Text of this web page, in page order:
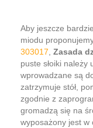
Aby jeszcze
miodu
303017 Zasada
puste słoiki należy
wprowadzane są
zatrzymuje stół,
zgodnie z
gromadzą się na
wyposażony jest w